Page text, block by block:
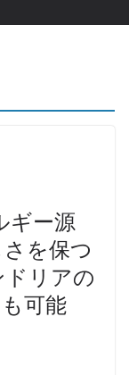
ギー源
を保つ
リアの
可能